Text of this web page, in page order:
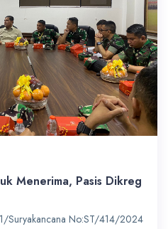
Menerima, Pasis Dikreg
Suryakancana No:ST/414/2024